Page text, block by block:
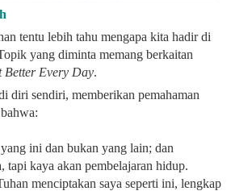
tentu lebih tahu mengapa kita hadir di
yang diminta memang berkaitan
Better Every Day.
diri sendiri, memberikan pemahaman
ini dan bukan yang lain; dan
tapi kaya akan pembelajaran hidup.
menciptakan saya seperti ini, lengkap